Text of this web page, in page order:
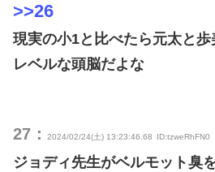
>>26
現実の小1と比べたら元太と
レベルな頭脳だよな
27： 2024/02/24(土) 13:23:46.68 ID:tzweRhFN0
ジョディ先生がベルモット臭